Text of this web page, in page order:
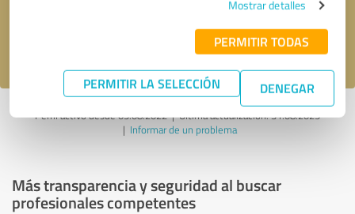
Mostrar detalles
PERMITIR TODAS
PERMITIR LA SELECCIÓN DENEGAR
Perfil activo desde 05.08.2022 |Última actualización: 31.08.2025
| Informar de un problema
Más transparencia y seguridad al buscar
profesionales competentes